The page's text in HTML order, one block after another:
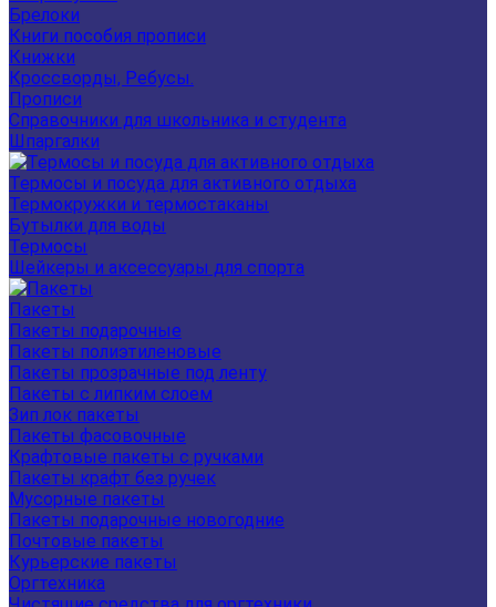
Брелоки
Книги пособия прописи
Книжки
Кроссворды, Ребусы.
Прописи
Справочники для школьника и студента
Шпаргалки
Термосы и посуда для активного отдыха
Термокружки и термостаканы
Бутылки для воды
Термосы
Шейкеры и аксессуары для спорта
Пакеты
Пакеты подарочные
Пакеты полиэтиленовые
Пакеты прозрачные под ленту
Пакеты с липким слоем
Зип лок пакеты
Пакеты фасовочные
Крафтовые пакеты с ручками
Пакеты крафт без ручек
Мусорные пакеты
Пакеты подарочные новогодние
Почтовые пакеты
Курьерские пакеты
Оргтехника